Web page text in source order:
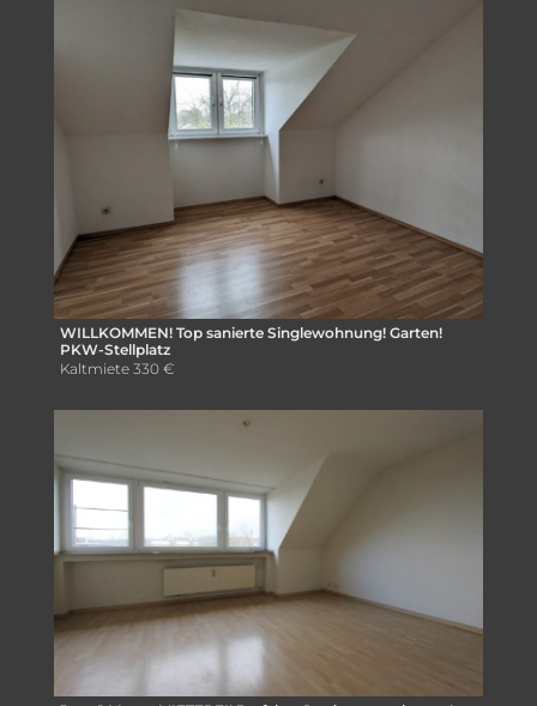
WILLKOMMEN! Top sanierte Singlewohnung! Garten!
PKW-Stellplatz
Kaltmiete 330 €